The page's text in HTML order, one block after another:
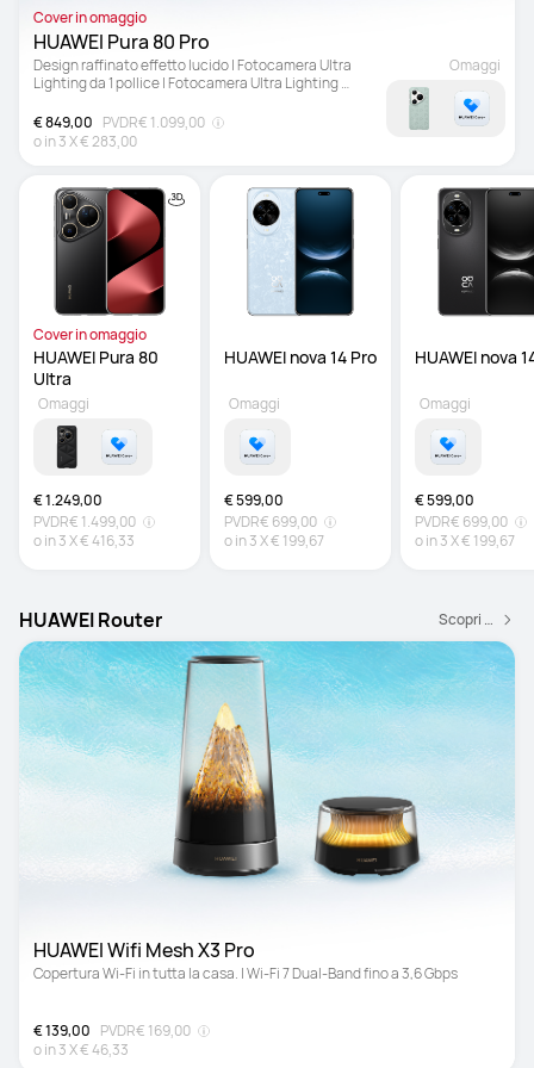
Cover in omaggio
HUAWEI Pura 80 Pro
Design raffinato effetto lucido | Fotocamera Ultra
Lighting da 1 pollice | Fotocamera Ultra Lighting
€ 849,00 PVDR€ 1.099,00
o in3X€ 283,00
Omaggi
Cover in omaggio
HUAWEI Pura 80
€ 1.249,00
PVDR€ 1.499,00
o in3X€ 416,33
Omaggi
€ 599,00
PVDR€ 699,00
o in3X€ 199,67
Omaggi
€ 599,00
PVDR€ 699,00
o in3X€ 199,67
Omaggi
HUAWEI Router Scopri di più
HUAWEI Wifi Mesh X3 Pro
Copertura Wi-Fi in tutta la casa. | Wi-Fi 7 Dual-Band fino a 3,6 Gbps
€ 139,00 PVDR€ 169,00
o in3X€ 46,33